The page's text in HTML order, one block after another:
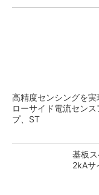
高精度センシングを実
ローサイド電流センス
プ、ST
基板
2kAサ